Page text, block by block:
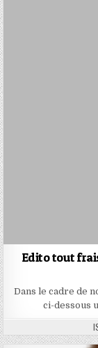
Edito tout
Dans le cadre de
ci-dessous